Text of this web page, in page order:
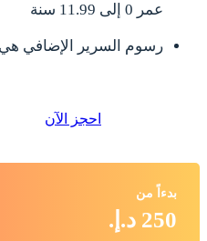
عمر 0 إلى 11.99 سنة
رسوم السرير الإضافي هي 50 درهم إماراتي في الليلة
احجز الآن
بدءاً من
250 د.إ.